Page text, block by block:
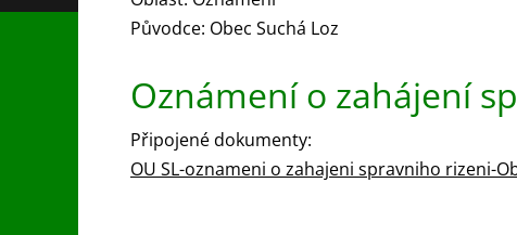
Původce: Obec Suchá Loz
Oznámení o zahájení
Připojené dokumenty:
OU SL-oznameni o zahajeni spravniho rizeni-